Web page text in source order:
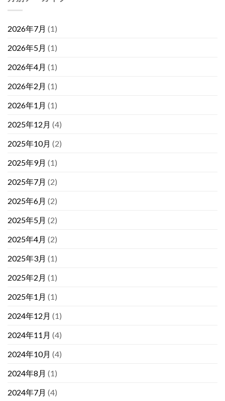
2026年7月 (1)
2026年5月 (1)
2026年4月 (1)
2026年2月 (1)
2026年1月 (1)
2025年12月 (4)
2025年10月 (2)
2025年9月 (1)
2025年7月 (2)
2025年6月 (2)
2025年5月 (2)
2025年4月 (2)
2025年3月 (1)
2025年2月 (1)
2025年1月 (1)
2024年12月 (1)
2024年11月 (4)
2024年10月 (4)
2024年8月 (1)
2024年7月 (4)